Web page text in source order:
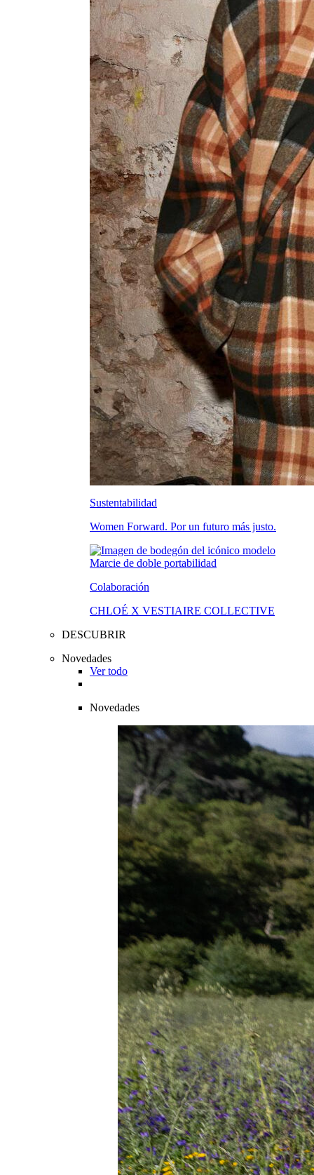
Sustentabilidad
Women Forward. Por un futuro más justo.
Colaboración
CHLOÉ X VESTIAIRE COLLECTIVE
DESCUBRIR
Novedades
Ver todo
Novedades